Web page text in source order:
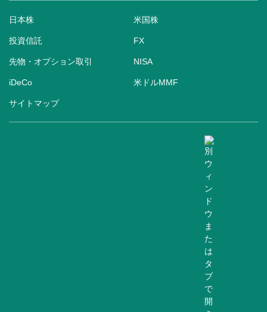
日本株 米国株
投資信託 FX
先物・オプション取引 NISA
iDeCo 米ドルMMF
サイトマップ